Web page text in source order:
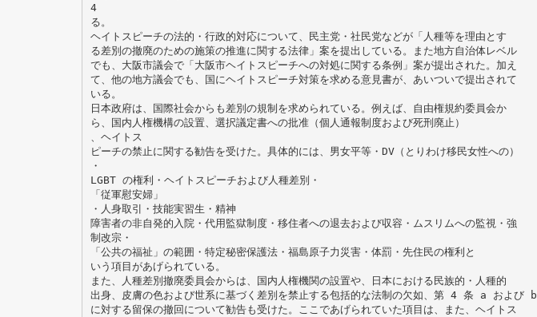
4
る。
ヘイトスピーチの法的・行政的対応について、民主党・社民党などが「人種等を理由とす
る差別の撤廃のための施策の推進に関する法律」案を提出している。また地方自治体レベル
でも、大阪市議会で「大阪市ヘイトスピーチへの対処に関する条例」案が提出された。加え
て、他の地方議会でも、国にヘイトスピーチ対策を求める意見書が、あいついで提出されて
いる。
日本政府は、国際社会からも差別の規制を求められている。例えば、自由権規約委員会か
ら、国内人権機構の設置、選択議定書への批准（個人通報制度および死刑廃止）
、ヘイトス
ピーチの禁止に関する勧告を受けた。具体的には、男女平等・DV（とりわけ移民女性への）
・
LGBT の権利・ヘイトスピーチおよび人種差別・
「従軍慰安婦」
・人身取引・技能実習生・精神
障害者の非自発的入院・代用監獄制度・移住者への退去および収容・ムスリムへの監視・強
制改宗・
「公共の福祉」の範囲・特定秘密保護法・福島原子力災害・体罰・先住民の権利と
いう項目があげられている。
また、人種差別撤廃委員会からは、国内人権機関の設置や、日本における民族的・人種的
出身、皮膚の色および世系に基づく差別を禁止する包括的な法制の欠如、第 4 条 a および b
に対する留保の撤回について勧告も受けた。ここであげられていた項目は、また、ヘイトス